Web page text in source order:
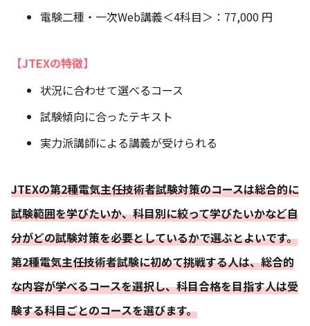
電験二種・一次Web講義＜4科目＞：77,000 円
【JTEXの特徴】
状況に合わせて選べるコース
試験傾向に合ったテキスト
実力派講師による講義が受けられる
JTEXの第2種電気主任技術者試験対策のコースは総合的に
試験範囲を学びたいか、科目別に絞って学びたいかなど自
分がどの試験対策を必要としているかで選ぶとよいです。
第2種電気主任技術者試験に初めて挑戦する人は、総合的
な内容が学べるコースを選択し、科目合格を目指す人は受
験する科目ごとのコースを選びます。